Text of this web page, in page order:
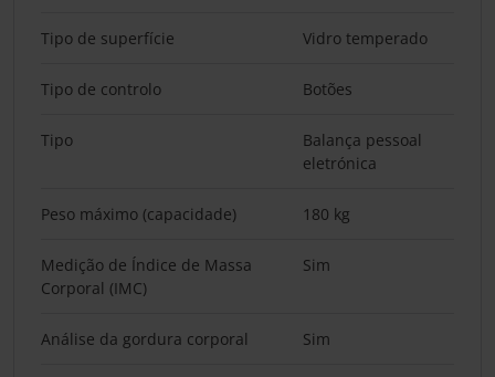
Tipo de superfície Vidro temperado
Tipo de controlo Botões
Tipo
Balança pessoal
eletrónica
Peso máximo (capacidade) 180 kg
Medição de Índice de Massa
Corporal (IMC)
Sim
Análise da gordura corporal Sim